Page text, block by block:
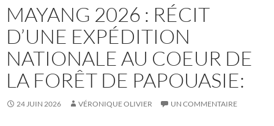
MAYANG 2026 : RÉCIT
D’UNE EXPÉDITION
NATIONALE AU COEUR DE
LA FORÊT DE PAPOUASIE:
24 JUIN 2026 VÉRONIQUE OLIVIER UN COMMENTAIRE